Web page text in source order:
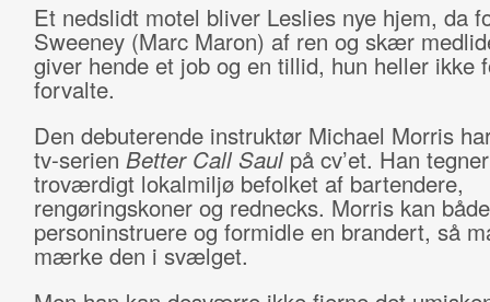
Et nedslidt motel bliver Leslies nye hjem, da
Sweeney (Marc Maron) af ren og skær
giver hende et job og en tillid, hun heller ikke
forvalte.
Den debuterende instruktør Michael Morris
tv-serien Better Call Saulpå cv’et. Han
troværdigt lokalmiljø befolket af bartendere,
rengøringskoner og rednecks. Morris kan både
personinstruere og formidle en brandert, så
mærke den i svælget.